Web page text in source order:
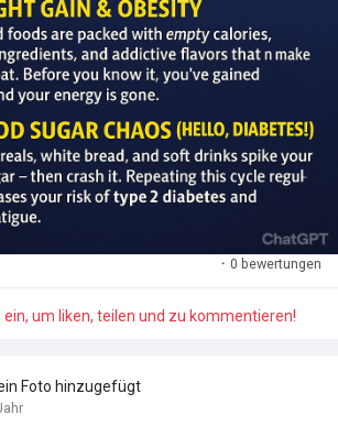
· 0 bewertungen
ein, um liken, teilen und zu kommentieren!
Foto hinzugefügt